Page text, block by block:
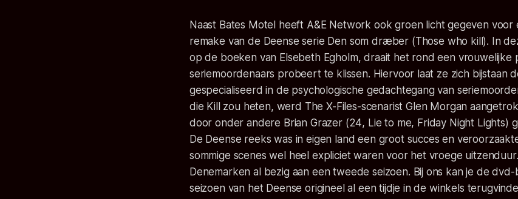
Naast Bates Motel
heeft A&E Network ook groen licht gegeven voor
remake van de Deense serie Den som dræber (Those who kill ). In
op de boeken van Elsebeth Egholm, draait het rond een vrouwelijke
seriemoordenaars probeert te klissen. Hiervoor laat ze zich bijstaan
gespecialiseerd in de psychologische gedachtegang van
die Kill zou heten, werd The X-Files-scenarist Glen Morgan
door onder andere Brian Grazer (24, Lie to me, Friday Night Lights)
De Deense reeks was in eigen land een groot succes en
sommige scenes wel heel expliciet waren voor het vroege
Denemarken al bezig aan een tweede seizoen. Bij ons kan je de
seizoen van het Deense origineel al een tijdje in de winkels